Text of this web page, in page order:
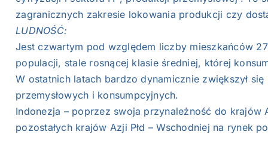
zagranicznych zakresie lokowania produkcji czy
LUDNOŚĆ:
Jest czwartym pod względem liczby mieszkańców
populacji, stale rosnącej klasie średniej, której
W ostatnich latach bardzo dynamicznie zwiększył
przemysłowych i konsumpcyjnych.
Indonezja – poprzez swoja przynależność do krajów
pozostałych krajów Azji Płd – Wschodniej na rynek